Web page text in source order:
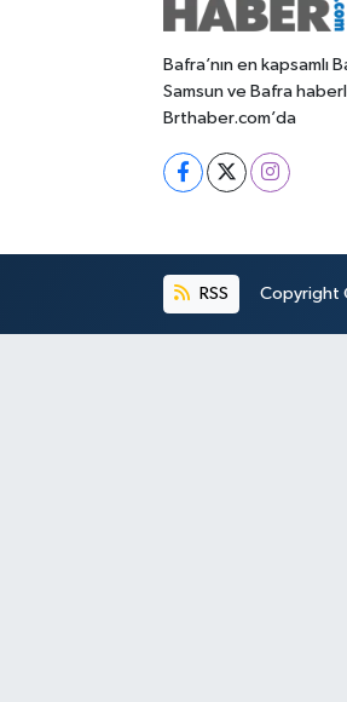
Bafra’nın en kapsamlı
Samsun ve Bafra
Brthaber.com’da
RSS Copyright